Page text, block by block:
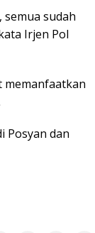
semua sudah
Irjen Pol
memanfaatkan
Posyan dan